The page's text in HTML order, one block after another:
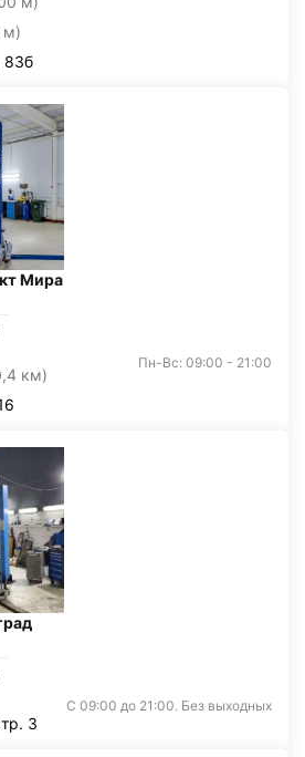
м)
83б
Мира
км)
Пн-Вс: 09:00 - 21:00
С 09:00 до 21:00. Без выходных
3